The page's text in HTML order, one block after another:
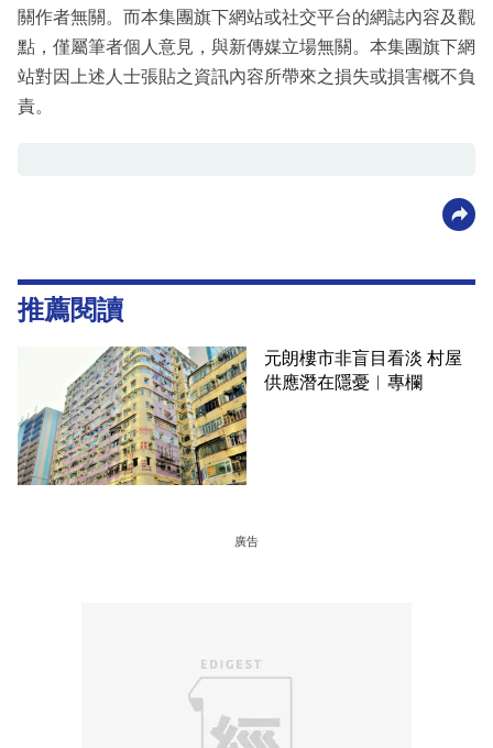
關作者無關。而本集團旗下網站或社交平台的網誌內容及觀
點，僅屬筆者個人意見，與新傳媒立場無關。本集團旗下網
站對因上述人士張貼之資訊內容所帶來之損失或損害概不負
責。
推薦閱讀
元朗樓市非盲目看淡 村屋
供應潛在隱憂︳專欄
廣告